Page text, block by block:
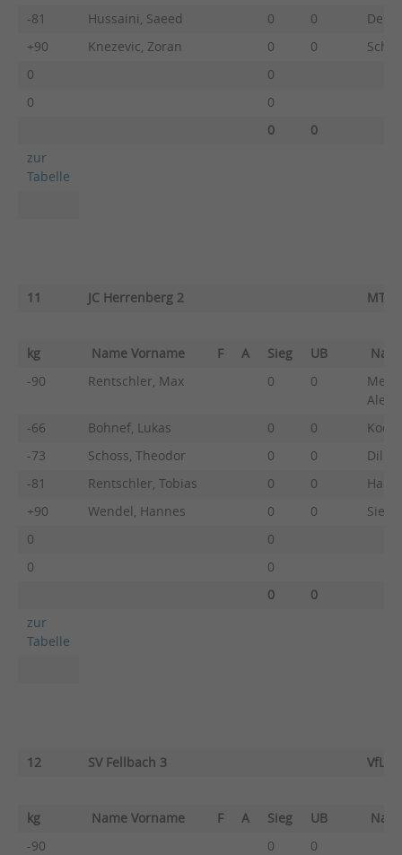
-81
Hussaini, Saeed 0 0
+90
Knezevic, Zoran 0 0
0
0
0
0
0
0
zur
Tabelle
11 JC Herrenberg 2 MTV
kg Name Vorname F A Sieg UB
-90
Rentschler, Max 0 0
-66
Bohnef, Lukas 0 0
-73
Schoss, Theodor 0 0
-81
Rentschler, Tobias 0 0
+90
Wendel, Hannes 0 0
0
0
0
0
0
0
zur
Tabelle
12 SV Fellbach 3 VfL
kg Name Vorname F A Sieg UB
-90
0
0